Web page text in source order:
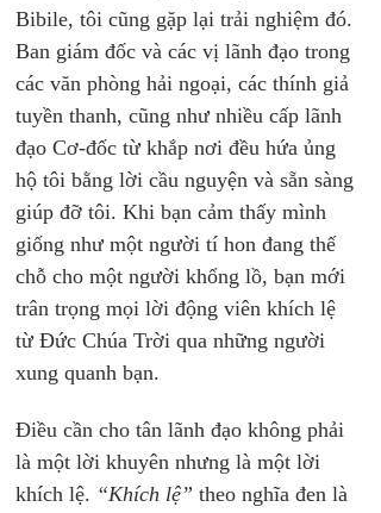
Bibile, tôi cũng gặp lại trải nghiệm đó.
Ban giám đốc và các vị lãnh đạo trong
các văn phòng hải ngoại, các thính giả
tuyền thanh, cũng như nhiều cấp lãnh
đạo Cơ-đốc từ khắp nơi đều hứa ủng
hộ tôi bằng lời cầu nguyện và sẵn sàng
giúp đỡ tôi. Khi bạn cảm thấy mình
giống như một người tí hon đang thế
chỗ cho một người khổng lồ, bạn mới
trân trọng mọi lời động viên khích lệ
từ Đức Chúa Trời qua những người
xung quanh bạn.
Điều cần cho tân lãnh đạo không phải
là một lời khuyên nhưng là một lời
khích lệ. “Khích lệ” theo nghĩa đen là